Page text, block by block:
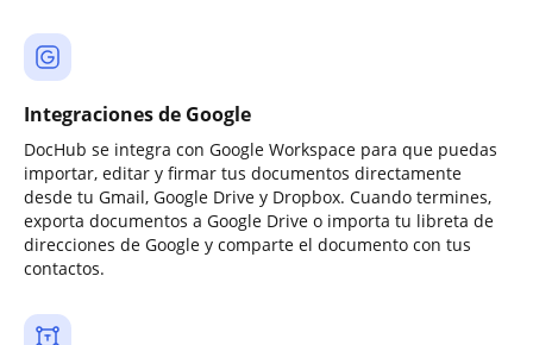
Integraciones de Google
DocHub se integra con Google Workspace para que puedas
importar, editar y firmar tus documentos directamente
desde tu Gmail, Google Drive y Dropbox. Cuando termines,
exporta documentos a Google Drive o importa tu libreta de
direcciones de Google y comparte el documento con tus
contactos.